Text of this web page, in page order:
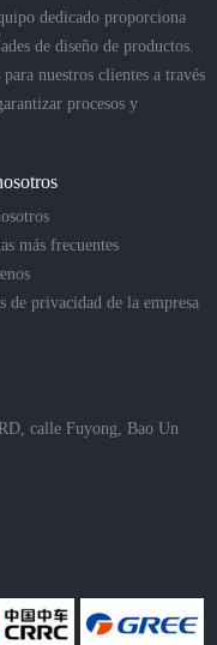
dedicado proporciona
de diseño de productos.
nuestros clientes a través
procesos y
más frecuentes
de privacidad de la empresa
calle Fuyong, Bao Un